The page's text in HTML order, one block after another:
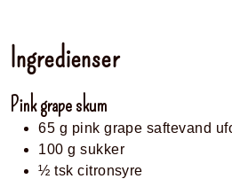
Ingredienser
Pink grape skum
65 g pink grape saftevand
100 g sukker
½ tsk citronsyre